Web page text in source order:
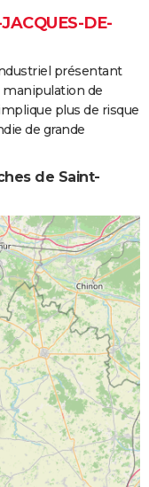
DE-
présentant
manipulation de
plus de risque
de grande
de Saint-